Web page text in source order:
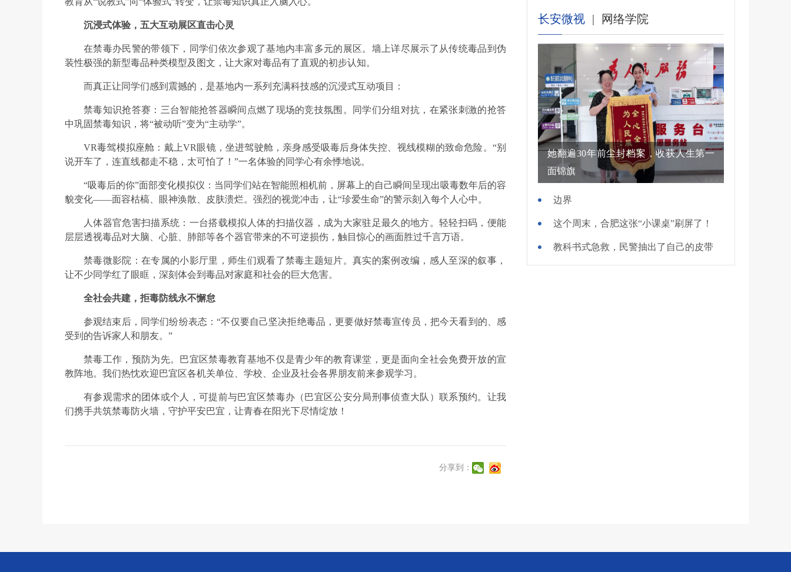
沉浸式体验，五大互动展区直击心灵
在禁毒办民警的带领下，同学们依次参观了基地内丰富多元的展区。墙上详尽展示了从传统毒品到伪
装性极强的新型毒品种类模型及图文，让大家对毒品有了直观的初步认知。
而真正让同学们感到震撼的，是基地内一系列充满科技感的沉浸式互动项目：
禁毒知识抢答赛：三台智能抢答器瞬间点燃了现场的竞技氛围。同学们分组对抗，在紧张刺激的抢答
中巩固禁毒知识，将“被动听”变为“主动学”。
VR毒驾模拟座舱：戴上VR眼镜，坐进驾驶舱，亲身感受吸毒后身体失控、视线模糊的致命危险。“别
说开车了，连直线都走不稳，太可怕了！”一名体验的同学心有余悸地说。
“吸毒后的你”面部变化模拟仪：当同学们站在智能照相机前，屏幕上的自己瞬间呈现出吸毒数年后的容
貌变化——面容枯槁、眼神涣散、皮肤溃烂。强烈的视觉冲击，让“珍爱生命”的警示刻入每个人心中。
人体器官危害扫描系统：一台搭载模拟人体的扫描仪器，成为大家驻足最久的地方。轻轻扫码，便能
层层透视毒品对大脑、心脏、肺部等各个器官带来的不可逆损伤，触目惊心的画面胜过千言万语。
禁毒微影院：在专属的小影厅里，师生们观看了禁毒主题短片。真实的案例改编，感人至深的叙事，
让不少同学红了眼眶，深刻体会到毒品对家庭和社会的巨大危害。
全社会共建，拒毒防线永不懈怠
参观结束后，同学们纷纷表态：“不仅要自己坚决拒绝毒品，更要做好禁毒宣传员，把今天看到的、感
受到的告诉家人和朋友。”
禁毒工作，预防为先。巴宜区禁毒教育基地不仅是青少年的教育课堂，更是面向全社会免费开放的宣
教阵地。我们热忱欢迎巴宜区各机关单位、学校、企业及社会各界朋友前来参观学习。
有参观需求的团体或个人，可提前与巴宜区禁毒办（巴宜区公安分局刑事侦查大队）联系预约。让我
们携手共筑禁毒防火墙，守护平安巴宜，让青春在阳光下尽情绽放！
分享到：
长安微视 | 网络学院
她翻遍30年前尘封档案，收获人生第一
面锦旗
边界
这个周末，合肥这张“小课桌”刷屏了！
教科书式急救，民警抽出了自己的皮带